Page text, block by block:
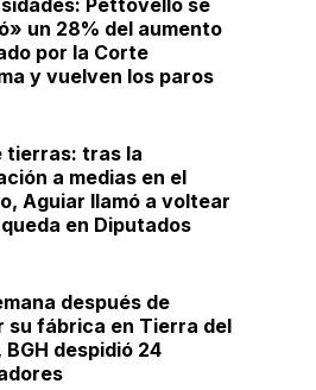
Pettovello se
un 28% del aumento
por la Corte
y vuelven los paros
tierras: tras la
a medias en el
Aguiar llamó a voltear
en Diputados
después de
su fábrica en Tierra del
BGH despidió 24